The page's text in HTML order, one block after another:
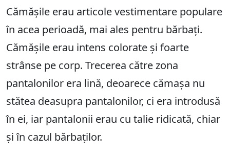
Cămășile erau articole vestimentare populare
în acea perioadă, mai ales pentru bărbați.
Cămășile erau intens colorate și foarte
strânse pe corp. Trecerea către zona
pantalonilor era lină, deoarece cămașa nu
stătea deasupra pantalonilor, ci era introdusă
în ei, iar pantalonii erau cu talie ridicată, chiar
și în cazul bărbaților.